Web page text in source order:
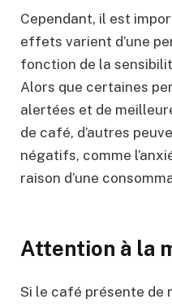
Cependant, il est
effets varient d’une
fonction de la
Alors que certaines
alertées et de
de café, d’autres
négatifs, comme
raison d’une
Attention à la
Si le café présente de